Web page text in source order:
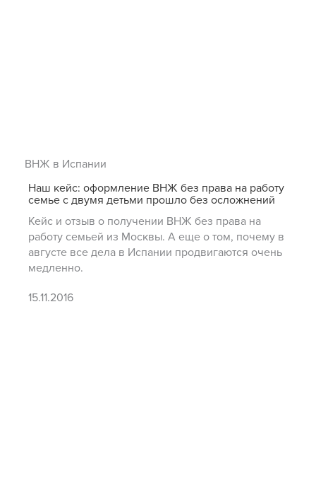
ВНЖ в Испании
Наш кейс: оформление ВНЖ без права на работу
семье с двумя детьми прошло без осложнений
Кейс и отзыв о получении ВНЖ без права на
работу семьей из Москвы. А еще о том, почему в
августе все дела в Испании продвигаются очень
медленно.
15.11.2016